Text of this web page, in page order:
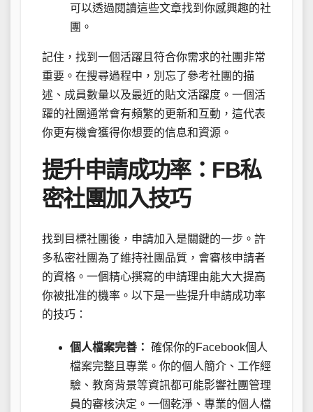
可以透過閱讀這些文章找到你感興趣的社
團。
記住，找到一個活躍且符合你需求的社團非常
重要。在搜尋過程中，別忘了參考社團的描
述、成員數量以及最近的貼文活躍度。一個活
躍的社團通常會有頻繁的更新和互動，這代表
你更有機會獲得你想要的信息和資源。
提升申請成功率：FB私
密社團加入技巧
找到目標社團後，申請加入是關鍵的一步。許
多私密社團為了維持社團品質，會審核申請者
的資格。一個精心撰寫的申請理由能大大提高
你被批准的機率。以下是一些提升申請成功率
的技巧：
個人檔案完善： 確保你的Facebook個人
檔案完整且專業。你的個人簡介、工作經
驗、教育背景等資訊都可能影響社團管理
員的審核決定。一個乾淨、專業的個人檔